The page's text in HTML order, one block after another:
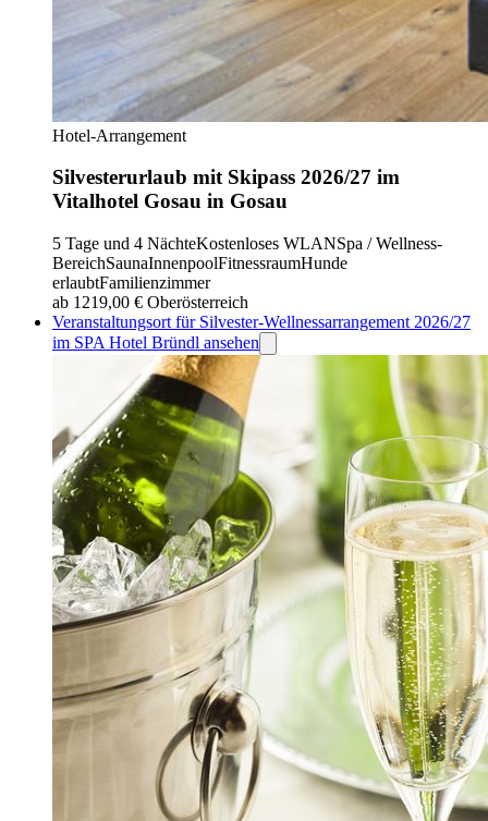
Hotel-Arrangement
Silvesterurlaub mit Skipass 2026/27 im
Vitalhotel Gosau in Gosau
5 Tage und 4 NächteKostenloses WLANSpa / Wellness-
BereichSaunaInnenpoolFitnessraumHunde
erlaubtFamilienzimmer
ab 1219,00 € Oberösterreich
Veranstaltungsort für Silvester-Wellnessarrangement 2026/27
im SPA Hotel Bründl ansehen